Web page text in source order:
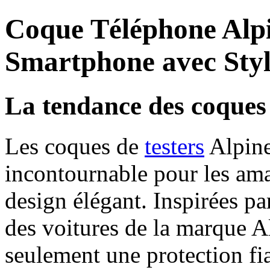
Coque Téléphone
Smartphone avec
La tendance des
Les coques de testers
incontournable pour les
design élégant. Inspirées
des voitures de la marque
seulement une protection